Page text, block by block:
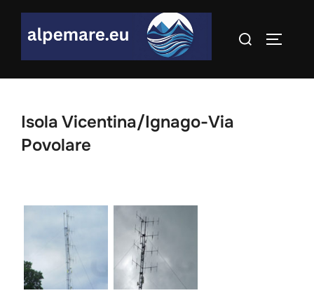
Skip
Search
Isola Vicentina/Ignago-Via
Povolare